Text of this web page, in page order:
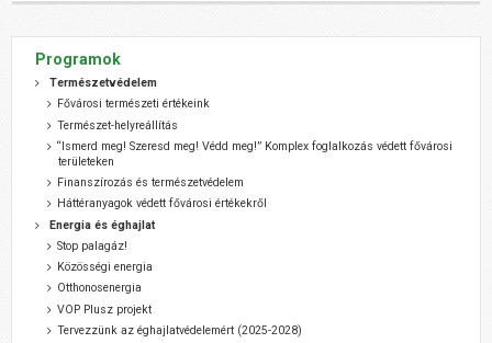
Programok
Természetvédelem
Fővárosi természeti értékeink
Természet-helyreállítás
“Ismerd meg! Szeresd meg! Védd meg!” Komplex foglalkozás védett fővárosi
területeken
Finanszírozás és természetvédelem
Háttéranyagok védett fővárosi értékekről
Energia és éghajlat
Stop palagáz!
Közösségi energia
Otthonosenergia
VOP Plusz projekt
Tervezzünk az éghajlatvédelemért (2025-2028)